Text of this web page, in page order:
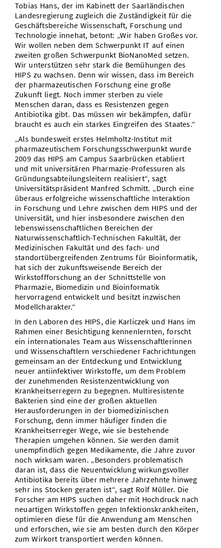
Tobias Hans, der im Kabinett der Saarländischen
Landesregierung zugleich die Zuständigkeit für die
Geschäftsbereiche Wissenschaft, Forschung und
Technologie innehat, betont: „Wir haben Großes vor.
Wir wollen neben dem Schwerpunkt IT auf einen
zweiten großen Schwerpunkt BioNanoMed setzen.
Wir unterstützen sehr stark die Bemühungen des
HIPS zu wachsen. Denn wir wissen, dass im Bereich
der pharmazeutischen Forschung eine große
Zukunft liegt. Noch immer sterben zu viele
Menschen daran, dass es Resistenzen gegen
Antibiotika gibt. Das müssen wir bekämpfen, dafür
braucht es auch ein starkes Eingreifen des Staates.“
„Als bundesweit erstes Helmholtz-Institut mit
pharmazeutischem Forschungsschwerpunkt wurde
2009 das HIPS am Campus Saarbrücken etabliert
und mit universitären Pharmazie-Professuren als
Gründungsabteilungsleitern realisiert“, sagt
Universitätspräsident Manfred Schmitt. „Durch eine
überaus erfolgreiche wissenschaftliche Interaktion
in Forschung und Lehre zwischen dem HIPS und der
Universität, und hier insbesondere zwischen den
lebenswissenschaftlichen Bereichen der
Naturwissenschaftlich-Technischen Fakultät, der
Medizinischen Fakultät und des fach- und
standortübergreifenden Zentrums für Bioinformatik,
hat sich der zukunftsweisende Bereich der
Wirkstoffforschung an der Schnittstelle von
Pharmazie, Biomedizin und Bioinformatik
hervorragend entwickelt und besitzt inzwischen
Modellcharakter.“
In den Laboren des HIPS, die Karliczek und Hans im
Rahmen einer Besichtigung kennenlernten, forscht
ein internationales Team aus Wissenschaftlerinnen
und Wissenschaftlern verschiedener Fachrichtungen
gemeinsam an der Entdeckung und Entwicklung
neuer antiinfektiver Wirkstoffe, um dem Problem
der zunehmenden Resistenzentwicklung von
Krankheitserregern zu begegnen. Multiresistente
Bakterien sind eine der großen aktuellen
Herausforderungen in der biomedizinischen
Forschung, denn immer häufiger finden die
Krankheitserreger Wege, wie sie bestehende
Therapien umgehen können. Sie werden damit
unempfindlich gegen Medikamente, die Jahre zuvor
noch wirksam waren. „Besonders problematisch
daran ist, dass die Neuentwicklung wirkungsvoller
Antibiotika bereits über mehrere Jahrzehnte hinweg
sehr ins Stocken geraten ist“, sagt Rolf Müller. Die
Forscher am HIPS suchen daher mit Hochdruck nach
neuartigen Wirkstoffen gegen Infektionskrankheiten,
optimieren diese für die Anwendung am Menschen
und erforschen, wie sie am besten durch den Körper
zum Wirkort transportiert werden können.